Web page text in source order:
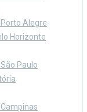
Alegre
Horizonte
Paulo